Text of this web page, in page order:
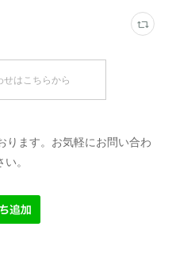
はこちらから
ります。お気軽にお問い合わ
。